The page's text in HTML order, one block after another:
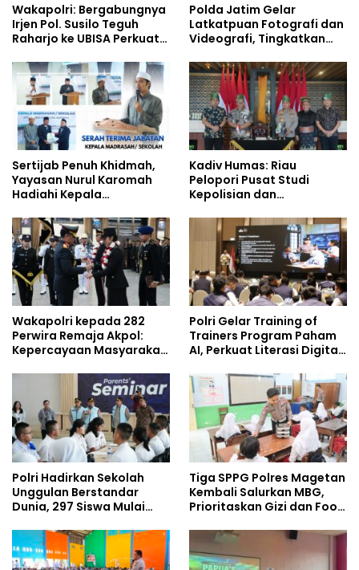
Wakapolri: Bergabungnya
Irjen Pol. Susilo Teguh
Raharjo ke UBISA Perkuat
Studi Kepolisian
Polda Jatim Gelar
Latkatpuan Fotografi dan
Videografi, Tingkatkan
Era Digital
Sertijab Penuh Khidmah,
Yayasan Nurul Karomah
Hadiahi Kepala
Umrah
Kadiv Humas: Riau
Pelopori Pusat Studi
Kepolisian dan
Policing Masuki Babak
Wakapolri kepada 282
Perwira Remaja Akpol:
Kepercayaan Masyarakat
Polri Gelar Training of
Trainers Program Paham
AI, Perkuat Literasi Digital
Polri Hadirkan Sekolah
Unggulan Berstandar
Dunia, 297 Siswa Mulai
Tiga SPPG Polres Magetan
Kembali Salurkan MBG,
Prioritaskan Gizi dan Food